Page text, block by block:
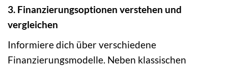
3. Finanzierungsoptionen verstehen und
vergleichen
Informiere dich über verschiedene
Finanzierungsmodelle. Neben klassischen